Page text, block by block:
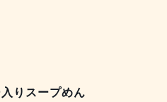
りスープめん